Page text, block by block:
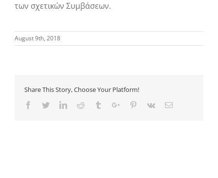
των σχετικών Συμβάσεων.
August 9th, 2018
Share This Story, Choose Your Platform!
Facebook
TwitterLinkedinReddit TumblrGoogle+Pinterest
Vk Email